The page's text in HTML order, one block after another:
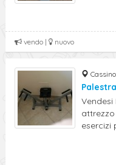
vendo | nuovo
Vendesi
esercizi